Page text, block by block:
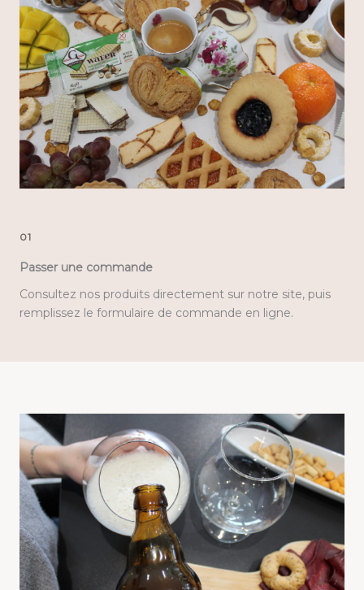
01
Passer une commande
Consultez nos produits directement sur notre site, puis
remplissez le formulaire de commande en ligne.